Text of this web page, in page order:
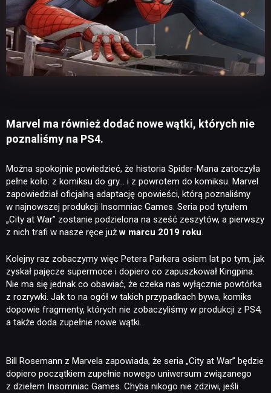
Marvel ma również dodać nowe wątki, których nie
poznaliśmy na PS4.
Można spokojnie powiedzieć, że historia Spider-Mana zatoczyła
pełne koło: z komiksu do gry… i z powrotem do komiksu. Marvel
zapowiedział oficjalną adaptację opowieści, którą poznaliśmy
w najnowszej produkcji Insomniac Games. Seria pod tytułem
„City at War” zostanie podzielona na sześć zeszytów, a pierwszy
z nich trafi w nasze ręce jużw marcu 2019 roku.
Kolejny raz zobaczymy więc Petera Parkera osiem lat po tym, jak
zyskał pajęcze supermoce i dopiero co zapuszkował Kingpina.
Nie ma się jednak co obawiać, że czeka nas wyłącznie powtórka
z rozrywki. Jak to na ogół w takich przypadkach bywa, komiks
dopowie fragmenty, których nie zobaczyliśmy w produkcji z PS4,
a także doda zupełnie nowe wątki.
Bill Rosemann z Marvela zapowiada, że seria „City at War” będzie
dopiero początkiem zupełnie nowego uniwersum związanego
z dziełem Insomniac Games. Chyba nikogo nie zdziwi, jeśli